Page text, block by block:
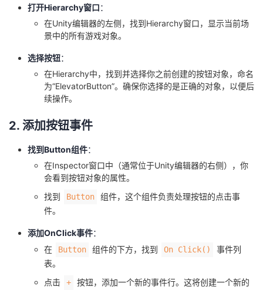
打开Hierarchy窗口：
在Unity编辑器的左侧，找到Hierarchy窗口，显示当前场
景中的所有游戏对象。
选择按钮：
在Hierarchy中，找到并选择你之前创建的按钮对象，命名
为“ElevatorButton”。确保你选择的是正确的对象，以便后
续操作。
2. 添加按钮事件
找到Button组件：
在Inspector窗口中（通常位于Unity编辑器的右侧），你
会看到按钮对象的属性。
找到
Button
组件，这个组件负责处理按钮的点击事
件。
添加OnClick事件：
在
Button 组件的下方，找到 On Click()
事件列
表。
点击
+
按钮，添加一个新的事件行。这将创建一个新的